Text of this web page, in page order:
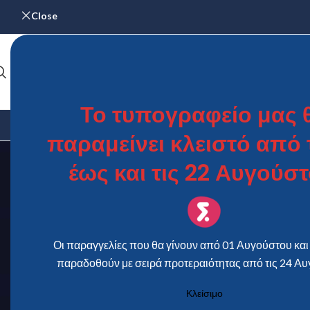
Close
Το τυπογραφείο μας
παραμείνει κλειστό από
έως και τις 22
Οι παραγγελίες που θα γίνουν από 01 Αυγούστου και
παραδοθούν με σειρά προτεραιότητας από τις 24
Κλείσιμο
ΑΡΧΙΚΉ ΓΆΜΟΣ & ΒΆΠΤΙΣΗΗΜΕΡΟΛΌΓΙΑΜΕΝΟΎ –